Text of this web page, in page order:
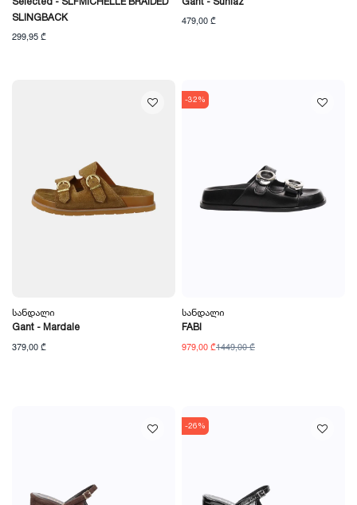
SLINGBACK
299,95 ₾
479,00 ₾
Სანდალი
Gant - Mardale
379,00 ₾
-32%
Სანდალი
FABI
979,00 ₾1449,00 ₾
-26%